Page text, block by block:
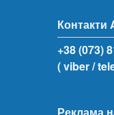
Контакти
+38 (073)
( viber/
Реклама